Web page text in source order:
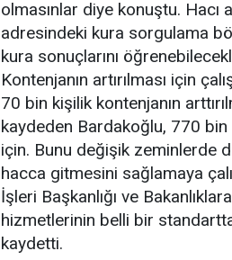
olmasınlar diye konuştu.
adresindeki kura sorgulama
kura sonuçlarını
Kontenjanın artırılması için
70 bin kişilik kontenjanın
kaydeden Bardakoğlu, 770
için. Bunu değişik zeminlerde
hacca gitmesini sağlamaya
İşleri Başkanlığı ve
hizmetlerinin belli bir
kaydetti.